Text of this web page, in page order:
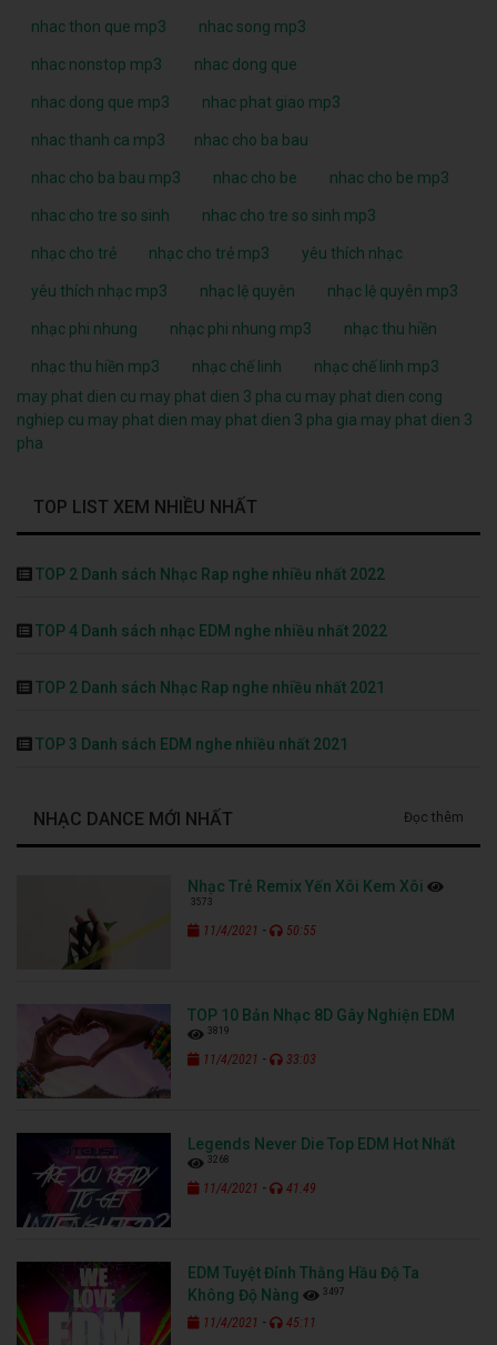
nhac thon que mp3 nhac song mp3
nhac nonstop mp3 nhac dong que
nhac dong que mp3 nhac phat giao mp3
nhac thanh ca mp3 nhac cho ba bau
nhac cho ba bau mp3 nhac cho be nhac cho be mp3
nhac cho tre so sinh nhac cho tre so sinh mp3
nhạc cho trẻ nhạc cho trẻ mp3 yêu thích nhạc
yêu thích nhạc mp3 nhạc lệ quyên nhạc lệ quyên mp3
nhạc phi nhung nhạc phi nhung mp3 nhạc thu hiền
nhạc thu hiền mp3 nhạc chế linh
nhạc chế linh mp3
may phat dien cu may phat dien 3 pha cu may phat dien cong
nghiep cu may phat dien may phat dien 3 pha gia may phat dien 3
pha
TOP LIST XEM NHIỀU NHẤT
TOP 2 Danh sách Nhạc Rap nghe nhiều nhất 2022
TOP 4 Danh sách nhạc EDM nghe nhiều nhất 2022
TOP 2 Danh sách Nhạc Rap nghe nhiều nhất 2021
TOP 3 Danh sách EDM nghe nhiều nhất 2021
NHẠC DANCE MỚI NHẤT Đọc thêm
Nhạc Trẻ Remix Yến Xôi Kem Xôi
3573
11/4/2021 - 50:55
TOP 10 Bản Nhạc 8D Gây Nghiện EDM
3819
11/4/2021 - 33:03
Legends Never Die Top EDM Hot Nhất
3268
11/4/2021 - 41:49
EDM Tuyệt Đỉnh Thằng Hầu Độ Ta
Không Độ Nàng
3497
11/4/2021 - 45:11